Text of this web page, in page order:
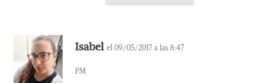
Isabel el 09/05/2017 a las 8:47
PM